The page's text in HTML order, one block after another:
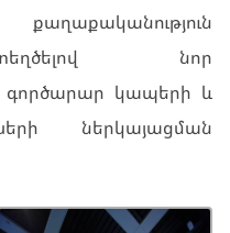
քաղաքականություն
նոր
գործարար կապերի և
ներկայացման